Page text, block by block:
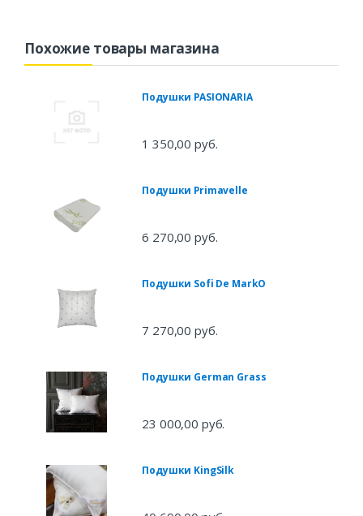
Похожие товары магазина
Подушки PASIONARIA
1 350,00 руб.
Подушки Primavelle
6 270,00 руб.
Подушки Sofi De MarkO
7 270,00 руб.
Подушки German Grass
23 000,00 руб.
Подушки KingSilk